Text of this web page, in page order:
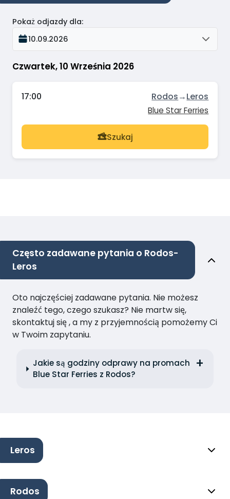
Czwartek, 10 Września 2026
Pokaż odjazdy dla:
10.09.2026
17:00 Rodos→Leros
Blue Star Ferries
Szukaj
Często zadawane pytania o Rodos-
Leros
Oto najczęściej zadawane pytania. Nie możesz
znaleźć tego, czego szukasz? Nie martw się,
skontaktuj się , a my z przyjemnością pomożemy Ci
w Twoim zapytaniu.
Jakie są godziny odprawy na promach
Blue Star Ferries z Rodos?
Leros
Rodos